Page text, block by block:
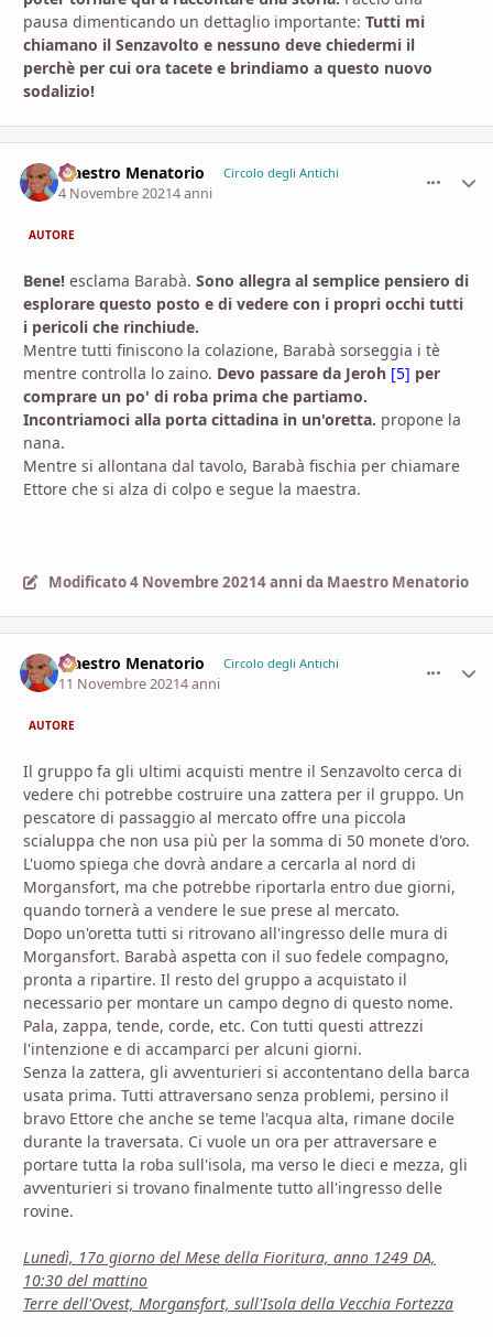
pausa dimenticando un dettaglio importante: Tutti mi
chiamano il Senzavolto e nessuno deve chiedermi il
perchè per cui ora tacete e brindiamo a questo nuovo
sodalizio!
Maestro Menatorio Circolo degli Antichi
4 Novembre 20214 anni
AUTORE
Bene! esclama Barabà. Sono allegra al semplice pensiero di
esplorare questo posto e di vedere con i propri occhi tutti
i pericoli che rinchiude.
Mentre tutti finiscono la colazione, Barabà sorseggia i tè
mentre controlla lo zaino. Devo passare da Jeroh [5] per
comprare un po' di roba prima che partiamo.
Incontriamoci alla porta cittadina in un'oretta. propone la
nana.
Mentre si allontana dal tavolo, Barabà fischia per chiamare
Ettore che si alza di colpo e segue la maestra.
Modificato4 Novembre 20214 anni da Maestro Menatorio
Maestro Menatorio Circolo degli Antichi
11 Novembre 20214 anni
AUTORE
Il gruppo fa gli ultimi acquisti mentre il Senzavolto cerca di
vedere chi potrebbe costruire una zattera per il gruppo. Un
pescatore di passaggio al mercato offre una piccola
scialuppa che non usa più per la somma di 50 monete d'oro.
L'uomo spiega che dovrà andare a cercarla al nord di
Morgansfort, ma che potrebbe riportarla entro due giorni,
quando tornerà a vendere le sue prese al mercato.
Dopo un'oretta tutti si ritrovano all'ingresso delle mura di
Morgansfort. Barabà aspetta con il suo fedele compagno,
pronta a ripartire. Il resto del gruppo a acquistato il
necessario per montare un campo degno di questo nome.
Pala, zappa, tende, corde, etc. Con tutti questi attrezzi
l'intenzione e di accamparci per alcuni giorni.
Senza la zattera, gli avventurieri si accontentano della barca
usata prima. Tutti attraversano senza problemi, persino il
bravo Ettore che anche se teme l'acqua alta, rimane docile
durante la traversata. Ci vuole un ora per attraversare e
portare tutta la roba sull'isola, ma verso le dieci e mezza, gli
avventurieri si trovano finalmente tutto all'ingresso delle
rovine.
Lunedì, 17o giorno del Mese della Fioritura, anno 1249 DA,
10:30 del mattino
Terre dell'Ovest, Morgansfort, sull'Isola della Vecchia Fortezza